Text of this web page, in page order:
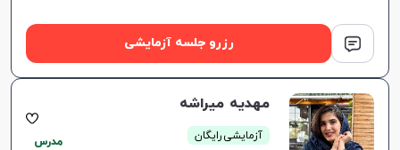
رزرو جلسه آزمایشی
مهدیه میراشه
آزمایشی رایگان
مدرس